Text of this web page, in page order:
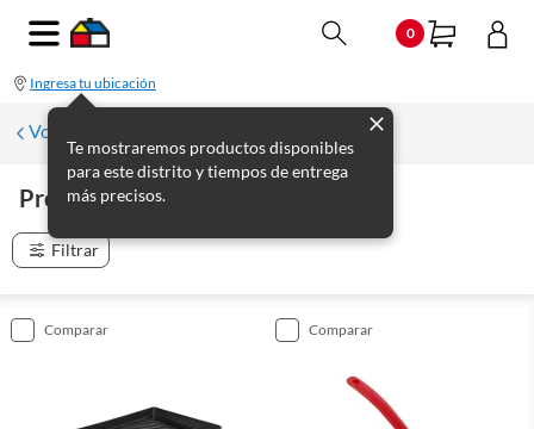
0
Ingresa tu ubicación
Te mostraremos productos disponibles
para este distrito y tiempos de entrega
más precisos.
Volver
Premier (14productos
Filtrar
comparar comparar